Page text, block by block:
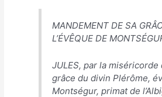
MANDEMENT DE SA
L’ÉVÊQUE DE
JULES, par la miséricorde
grâce du divin Plérôme,
Montségur, primat de